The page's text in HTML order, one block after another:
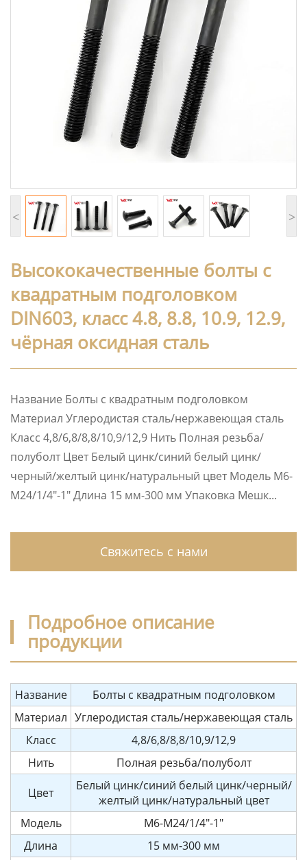
< >
Высококачественные болты с
квадратным подголовком
DIN603, класс 4.8, 8.8, 10.9, 12.9,
чёрная оксидная сталь
Название Болты с квадратным подголовком
Материал Углеродистая сталь/нержавеющая сталь
Класс 4,8/6,8/8,8/10,9/12,9 Нить Полная резьба/
полуболт Цвет Белый цинк/синий белый цинк/
черный/желтый цинк/натуральный цвет Модель M6-
M24/1/4″-1″ Длина 15 мм-300 мм Упаковка Мешк...
Свяжитесь с нами
Подробное описание
продукции
Название
Болты с квадратным подголовком
Материал Углеродистая сталь/нержавеющая сталь
Класс
4,8/6,8/8,8/10,9/12,9
Нить
Полная резьба/полуболт
Цвет
Белый цинк/синий белый цинк/черный/
желтый цинк/натуральный цвет
Модель
M6-M24/1/4"-1"
Длина
15 мм-300 мм